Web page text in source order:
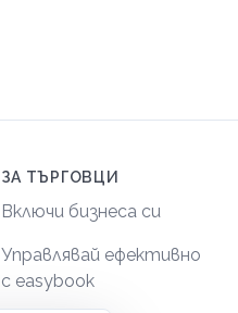
ЗА ТЪРГОВЦИ
Включи бизнеса си
Управлявай ефективно
с easybook